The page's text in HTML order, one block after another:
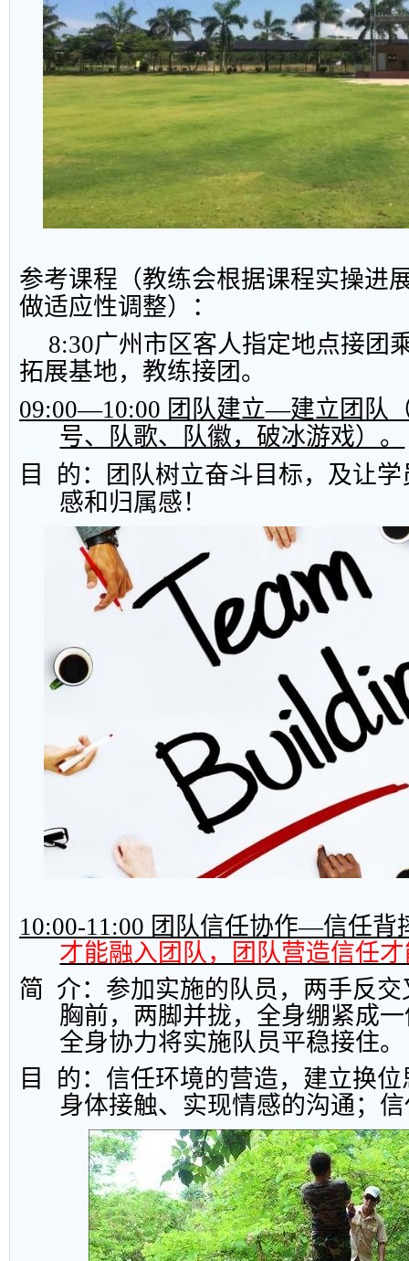
参考课程（教练会根据课程实操进
做适应性调整）：
8:30广州市区客人指定地点接团
拓展基地，教练接团。
09:00—10:00 团队建立—建立团队
号、队歌、队徽，破冰游戏）。
目
的：团队树立奋斗目标，及让
感和归属感！
10:00-11:00 团队信任协作—信任背
才能融入团队，团队营造信任
简 介：参加实施的队员，两手反
胸前，两脚并拢，全身绷紧成
全身协力将实施队员平稳接住。
目
的：信任环境的营造，建立换
身体接触、实现情感的沟通；